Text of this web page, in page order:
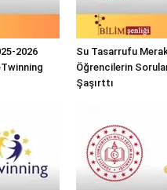
2026
Su Tasarrufu
Öğrencilerin
Şaşırttı